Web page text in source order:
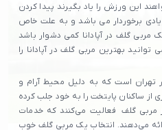
این ورزش را یاد بگیرند پیدا کردن
برخوردار می باشد و به علت خاص
گلف در آپادانا کمی دشوار باشد
بهترین مربی گلف در آپادانا را
تهران است که به دلیل محیط آرام و
از ساکنان پایتخت را به خود جلب کرده
مربی گلف فعالیت می‌کنند که خدمات
می‌دهند. انتخاب یک مربی گلف خوب